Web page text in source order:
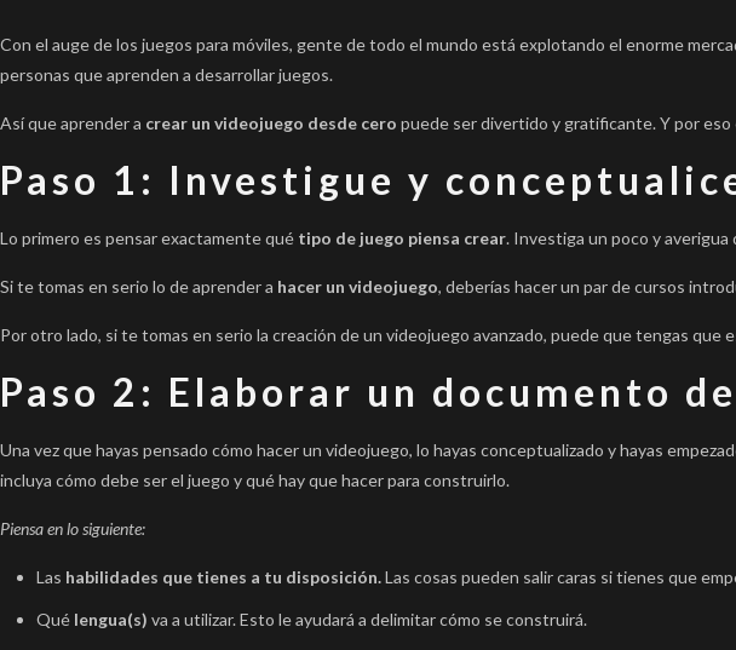
Con el auge de los juegos para móviles, gente de todo el mundo está explotando el enorme
personas que aprenden a desarrollar juegos.
Así que aprender a crear un videojuego desde cero puede ser divertido y gratificante. Y por
Paso 1: Investigue y
Lo primero es pensar exactamente qué tipo de juego piensa crear. Investiga un poco y
Si te tomas en serio lo de aprender a hacer un videojuego, deberías hacer un par de cursos
Por otro lado, si te tomas en serio la creación de un videojuego avanzado, puede que tengas que
Paso 2: Elaborar un documento
Una vez que hayas pensado cómo hacer un videojuego, lo hayas conceptualizado y hayas
incluya cómo debe ser el juego y qué hay que hacer para construirlo.
Piensa en lo siguiente:
Las habilidades que tienes a tu disposición.Las cosas pueden salir caras si tienes que
Qué lengua(s) va a utilizar. Esto le ayudará a delimitar cómo se construirá.